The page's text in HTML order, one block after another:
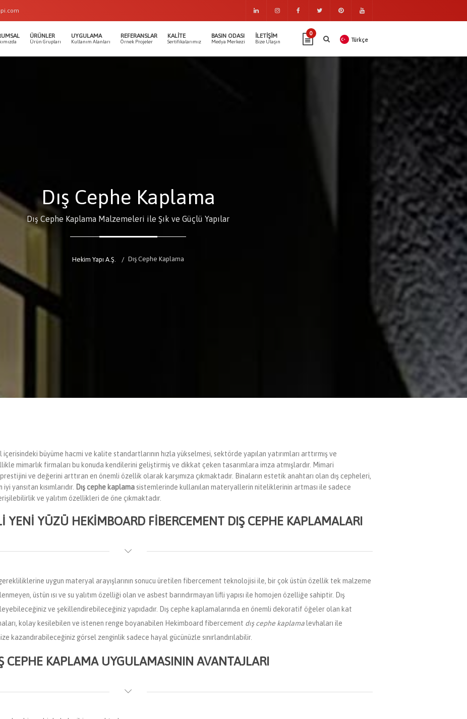
0
Türkçe
ÜRÜNLER
Ürün Grupları
UYGULAMA
Kullanım Alanları
REFERANSLAR
Örnek Projeler
KALITE
Sertifikalarımız
BASIN ODASI
Medya Merkezi
İLETIŞIM
Bize Ulaşın
Dış Cephe Kaplama
Dış Cephe Kaplama Malzemeleri ile Şık ve Güçlü Yapılar
Hekim Yapı A.Ş. Dış Cephe Kaplama
büyüme hacmi ve kalite standartlarının hızla yükselmesi, sektörde yapılan yatırımları arttırmış ve
mimarlık firmaları bu konuda kendilerini geliştirmiş ve dikkat çeken tasarımlara imza atmışlardır. Mimari
ve değerini arttıran en önemli özellik olarak karşımıza çıkmaktadır. Binaların estetik anahtarı olan dış cepheleri,
yansıtan kısımlarıdır. Dış cephe kaplama sistemlerinde kullanılan materyallerin niteliklerinin artması ile sadece
ve yalıtım özellikleri de öne çıkmaktadır.
YENI YÜZÜ HEKIMBOARD FIBERCEMENT DIŞ CEPHE KAPLAMALARI
uygun materyal arayışlarının sonucu üretilen fibercement teknolojisi ile, bir çok üstün özellik tek malzeme
üstün ısı ve su yalıtım özelliği olan ve asbest barındırmayan lifli yapısı ile homojen özelliğe sahiptir. Dış
ve şekillendirebileceğiniz yapıdadır. Dış cephe kaplamalarında en önemli dekoratif öğeler olan kat
kolay kesilebilen ve istenen renge boyanabilen Hekimboard fibercement dış cephe kaplamalevhaları ile
kazandırabileceğiniz görsel zenginlik sadece hayal gücünüzle sınırlandırılabilir.
CEPHE KAPLAMA UYGULAMASININ AVANTAJLARI